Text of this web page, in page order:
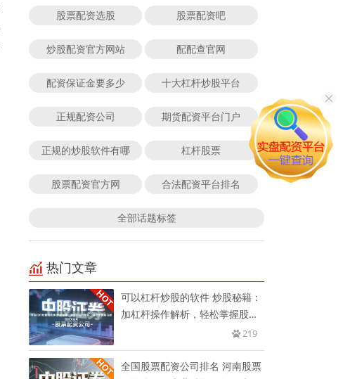
股票配资选股 股票配资吧
炒股配资官方网站 配配查官网
配资保证金要多少 十大杠杆炒股平台
正规配资公司 期货配资平台门户
正规的炒股软件有哪 杠杆股票
股票配资官方网 合法配资平台排名
全部话题标签
热门文章
可以杠杆炒股的软件 炒股秘籍：
加杠杆操作解析，轻松掌握股市
219
全国股票配资公司排名 河南股票